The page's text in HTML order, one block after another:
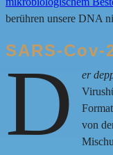
berühren unsere DNA
SARS-Cov-
D er
von